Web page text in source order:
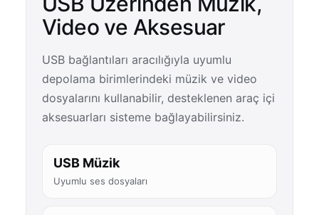
Video ve Aksesuar
USB bağlantıları aracılığıyla uyumlu
depolama birimlerindeki müzik ve video
dosyalarını kullanabilir, desteklenen araç içi
aksesuarları sisteme bağlayabilirsiniz.
USB Müzik
Uyumlu ses dosyaları